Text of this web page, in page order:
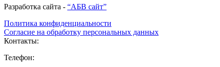
Разработка сайта - “АБВ сайт”
Политика конфиденциальности
Согласие на обработку персональных данных
Контакты:
Телефон: